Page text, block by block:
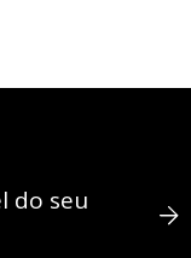
do seu